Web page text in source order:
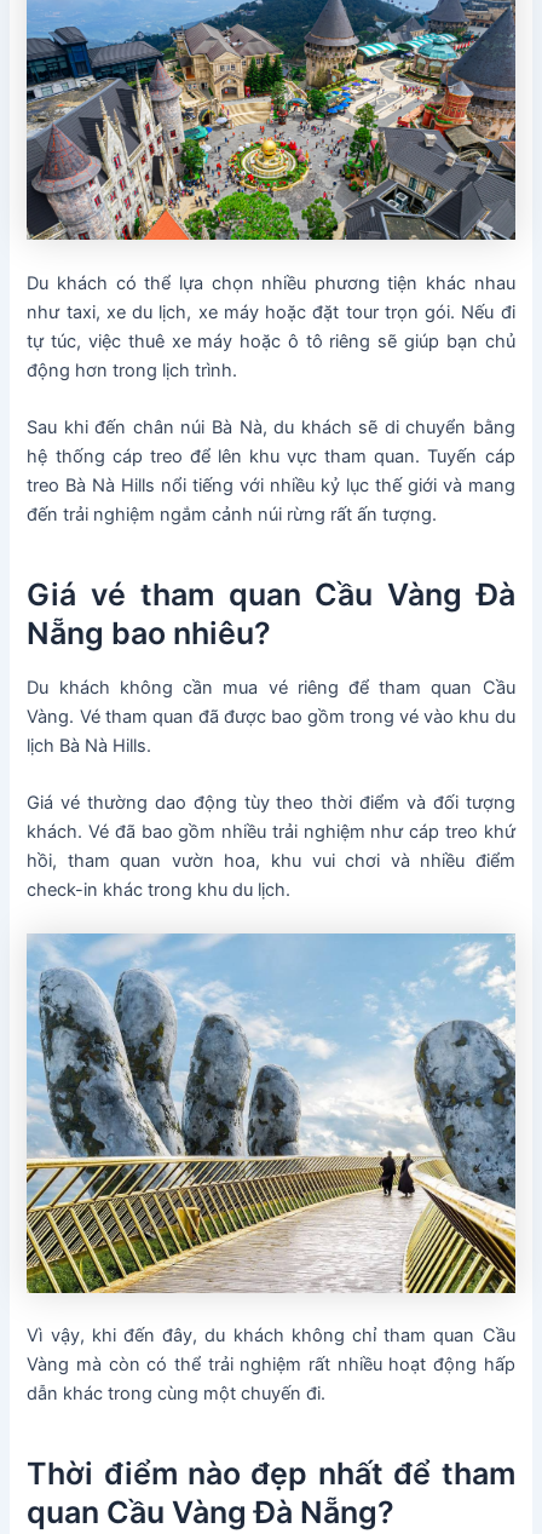
Du khách có thể lựa chọn nhiều phương tiện khác nhau
như taxi, xe du lịch, xe máy hoặc đặt tour trọn gói. Nếu đi
tự túc, việc thuê xe máy hoặc ô tô riêng sẽ giúp bạn chủ
động hơn trong lịch trình.
Sau khi đến chân núi Bà Nà, du khách sẽ di chuyển bằng
hệ thống cáp treo để lên khu vực tham quan. Tuyến cáp
treo Bà Nà Hills nổi tiếng với nhiều kỷ lục thế giới và mang
đến trải nghiệm ngắm cảnh núi rừng rất ấn tượng.
Giá vé tham quan Cầu Vàng Đà
Nẵng bao nhiêu?
Du khách không cần mua vé riêng để tham quan Cầu
Vàng. Vé tham quan đã được bao gồm trong vé vào khu du
lịch Bà Nà Hills.
Giá vé thường dao động tùy theo thời điểm và đối tượng
khách. Vé đã bao gồm nhiều trải nghiệm như cáp treo khứ
hồi, tham quan vườn hoa, khu vui chơi và nhiều điểm
check-in khác trong khu du lịch.
Vì vậy, khi đến đây, du khách không chỉ tham quan Cầu
Vàng mà còn có thể trải nghiệm rất nhiều hoạt động hấp
dẫn khác trong cùng một chuyến đi.
Thời điểm nào đẹp nhất để tham
quan Cầu Vàng Đà Nẵng?